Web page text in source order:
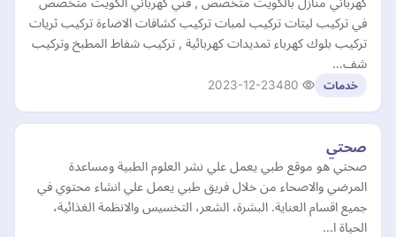
في تركيب ليتات تركيب لمبات تركيب كشافات الاضاءة تركيب ثريات
تركيب بلوك كهرباء تمديدات كهربائية , تركيب شفاط المطبخ وتركيب
شف…
خدمات 2023-12-23
صحتي
صحتي هو موقع طبي يعمل علي نشر العلوم الطبية ومساعدة
المرضي والاصحاء من خلال فريق طبي يعمل علي انشاء محتوي في
جميع اقسام العناية. البشرة، الشعر، التخسيس والانظمة الغذائية،
الحياة ا…